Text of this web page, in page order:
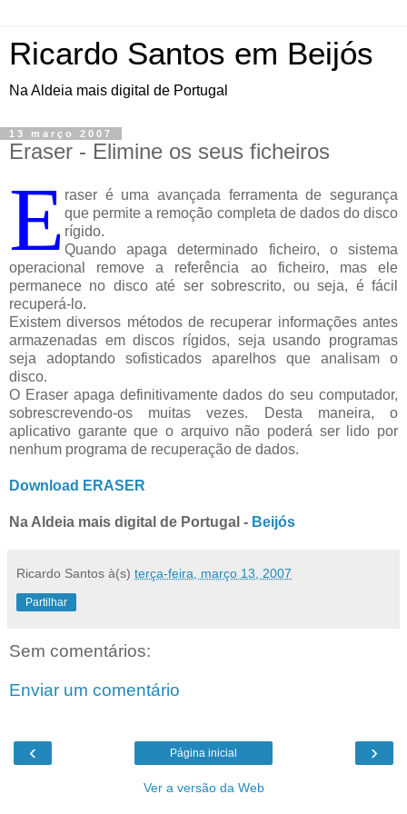
Ricardo Santos em Beijós
Na Aldeia mais digital de Portugal
13 março 2007
Eraser - Elimine os seus ficheiros
E raser é uma avançada ferramenta de segurança
que permite a remoção completa de dados do disco
rígido.
Quando apaga determinado ficheiro, o sistema
operacional remove a referência ao ficheiro, mas ele
permanece no disco até ser sobrescrito, ou seja, é fácil
recuperá-lo.
Existem diversos métodos de recuperar informações antes
armazenadas em discos rígidos, seja usando programas
seja adoptando sofisticados aparelhos que analisam o
disco.
O Eraser apaga definitivamente dados do seu computador,
sobrescrevendo-os muitas vezes. Desta maneira, o
aplicativo garante que o arquivo não poderá ser lido por
nenhum programa de recuperação de dados.
Download ERASER
Na Aldeia mais digital de Portugal - Beijós
Ricardo Santos à(s) terça-feira, março 13, 2007
Partilhar
Sem comentários:
Enviar um comentário
‹ ›
Página inicial
Ver a versão da Web